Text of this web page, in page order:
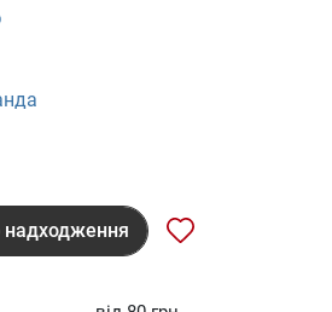
надходження